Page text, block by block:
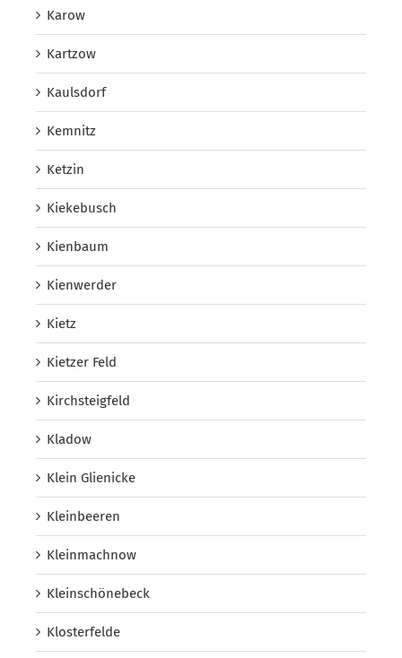
Karow
Kartzow
Kaulsdorf
Kemnitz
Ketzin
Kiekebusch
Kienbaum
Kienwerder
Kietz
Kietzer Feld
Kirchsteigfeld
Kladow
Klein Glienicke
Kleinbeeren
Kleinmachnow
Kleinschönebeck
Klosterfelde